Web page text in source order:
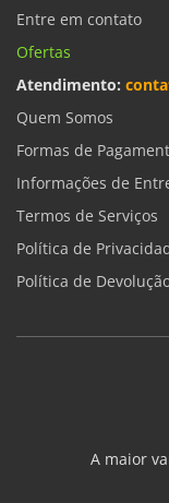
Entre em contato
Ofertas
Atendimento:
Quem Somos
Formas de
Informações de
Termos de Serviços
Política de
Política de
A maior